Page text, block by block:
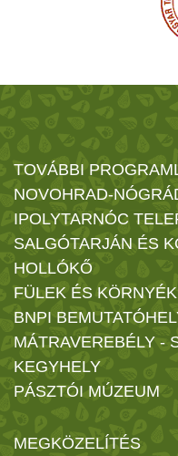
TOVÁBBI
NOVOHRAD-
IPOLYTARNÓC
SALGÓTARJÁN ÉS
HOLLÓKŐ
FÜLEK ÉS
BNPI
MÁTRAVEREBÉLY -
KEGYHELY
PÁSZTÓI MÚZEUM
MEGKÖZELÍTÉS